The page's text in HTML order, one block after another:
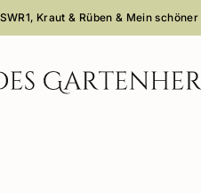
Kraut & Rüben & Mein